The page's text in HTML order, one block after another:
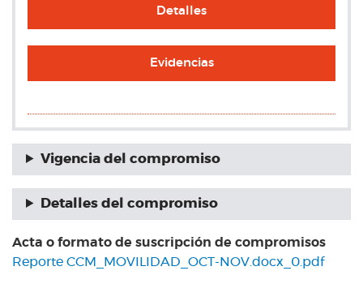
Detalles
Evidencias
Vigencia del compromiso
Detalles del compromiso
Acta o formato de suscripción de compromisos
Reporte CCM_MOVILIDAD_OCT-NOV.docx_0.pdf